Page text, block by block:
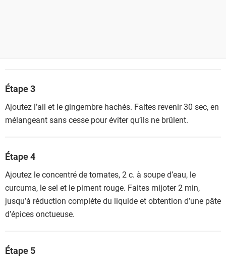
Étape 3
Ajoutez l’ail et le gingembre hachés. Faites revenir 30 sec, en
mélangeant sans cesse pour éviter qu’ils ne brûlent.
Étape 4
Ajoutez le concentré de tomates, 2 c. à soupe d’eau, le
curcuma, le sel et le piment rouge. Faites mijoter 2 min,
jusqu’à réduction complète du liquide et obtention d’une pâte
d’épices onctueuse.
Étape 5